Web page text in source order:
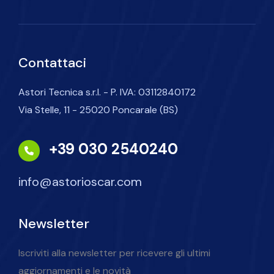
Contattaci
Astori Tecnica s.r.l. - P. IVA: 03112840172
Via Stelle, 11 - 25020 Poncarale (BS)
+39 030 2540240
info@astorioscar.com
Newsletter
Iscriviti alla newsletter per ricevere gli ultimi
aggiornamenti e le novità